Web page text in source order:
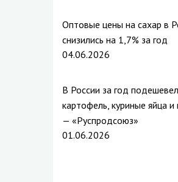
Оптовые цены на сахар в
снизились на 1,7% за год
04.06.2026
В России за год подешевел
картофель, куриные яйца и
— «Руспродсоюз»
01.06.2026